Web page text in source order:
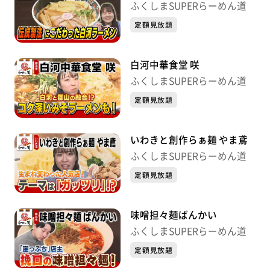
ふくしまSUPERらーめん道
定額見放題
白河中華食堂 咲
ふくしまSUPERらーめん道
定額見放題
いわきと創作らぁ麺 やま鳶
ふくしまSUPERらーめん道
定額見放題
味噌担々麺ばんかい
ふくしまSUPERらーめん道
定額見放題